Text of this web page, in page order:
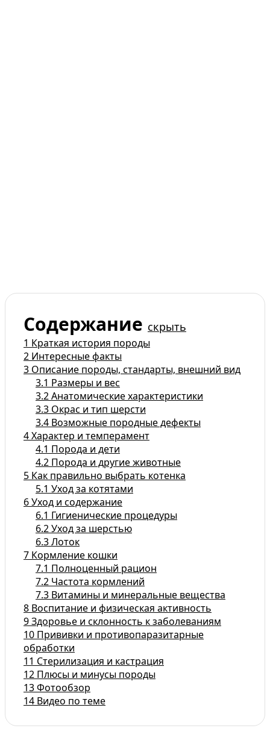
Содержание скрыть
1 Краткая история породы
2 Интересные факты
3 Описание породы, стандарты, внешний вид
3.1 Размеры и вес
3.2Анатомические характеристики
3.3 Окрас и тип шерсти
3.4 Возможные породные дефекты
4Характер и темперамент
4.1 Порода и дети
4.2 Порода и другие животные
5 Как правильно выбрать котенка
5.1 Уход за котятами
6Уход и содержание
6.1 Гигиенические процедуры
6.2Уход за шерстью
6.3Лоток
7 Кормление кошки
7.1 Полноценный рацион
7.2 Частота кормлений
7.3 Витамины и минеральные вещества
8 Воспитание и физическая активность
9Здоровье и склонность к заболеваниям
10 Прививки и противопаразитарные
обработки
11 Стерилизация и кастрация
12 Плюсы и минусы породы
13Фотообзор
14 Видео по теме